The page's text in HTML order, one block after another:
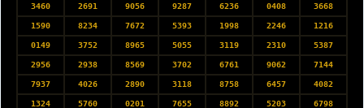
3460 2691 9056 9287 6236 0408 3668
1590 8234 7672 5393 1998 2246 1216
0149 3752 8965 5055 3119 2310 5387
2956 2938 8569 3702 6761 9062 7144
7937 4026 2890 3118 8758 6457 4082
1324 5760 0201 7655 8892 5203 6798